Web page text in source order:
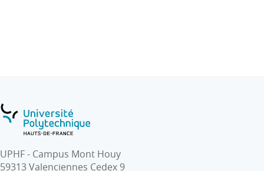
UPHF - Campus Mont Houy
59313 Valenciennes Cedex 9